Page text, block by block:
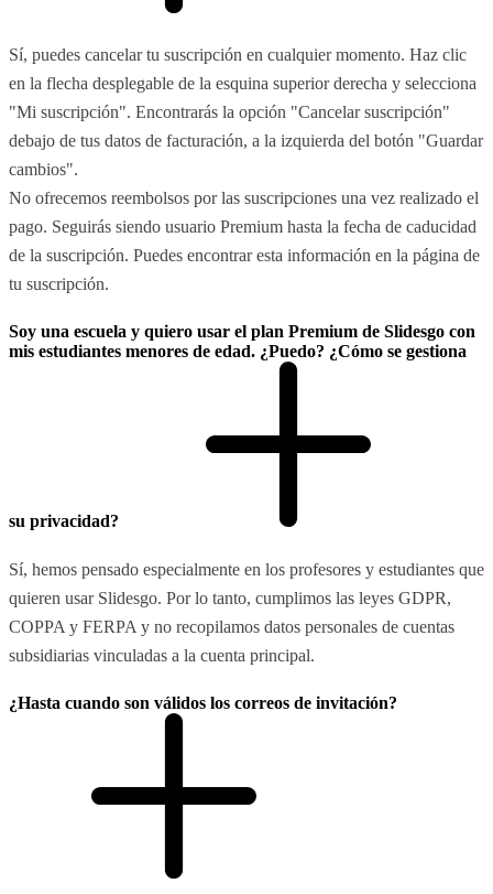
Sí, puedes cancelar tu suscripción en cualquier momento. Haz clic
en la flecha desplegable de la esquina superior derecha y selecciona
"Mi suscripción". Encontrarás la opción "Cancelar suscripción"
debajo de tus datos de facturación, a la izquierda del botón "Guardar
cambios".
No ofrecemos reembolsos por las suscripciones una vez realizado el
pago. Seguirás siendo usuario Premium hasta la fecha de caducidad
de la suscripción. Puedes encontrar esta información en la página de
tu suscripción.
Soy una escuela y quiero usar el plan Premium de Slidesgo con
mis estudiantes menores de edad. ¿Puedo? ¿Cómo se gestiona
su privacidad?
Sí, hemos pensado especialmente en los profesores y estudiantes que
quieren usar Slidesgo. Por lo tanto, cumplimos las leyes GDPR,
COPPA y FERPA y no recopilamos datos personales de cuentas
subsidiarias vinculadas a la cuenta principal.
¿Hasta cuando son válidos los correos de invitación?